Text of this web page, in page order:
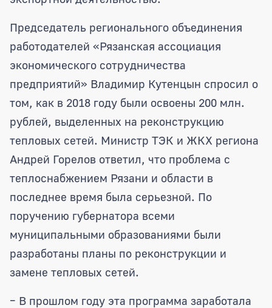
Председатель регионального объединения
работодателей «Рязанская ассоциация
экономического сотрудничества
предприятий» Владимир Кутенцын спросил о
том, как в 2018 году были освоены 200 млн.
рублей, выделенных на реконструкцию
тепловых сетей. Министр ТЭК и ЖКХ региона
Андрей Горелов ответил, что проблема с
теплоснабжением Рязани и области в
последнее время была серьезной. По
поручению губернатора всеми
муниципальными образованиями были
разработаны планы по реконструкции и
замене тепловых сетей.
– В прошлом году эта программа заработала